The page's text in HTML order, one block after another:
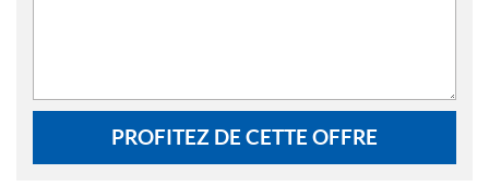
PROFITEZ DE CETTE OFFRE